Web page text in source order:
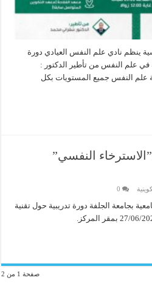
ينظم نادي علم النفس العيادي دورة
علم النفس من تأطير الدكتور :
علم النفس جميع المستويات بكل
النفسي”
0
بجامعة الجلفة دورة تدريبية حول تقنية
صفحة 1 من 2